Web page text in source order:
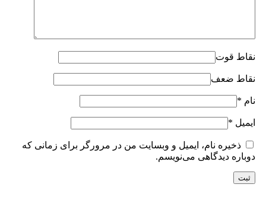
نقاط قوت
نقاط ضعف
نام *
ایمیل *
ذخیره نام، ایمیل و وبسایت من در مرورگر برای زمانی که
دوباره دیدگاهی می‌نویسم.